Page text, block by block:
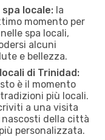
locale: la
momento per
spa locali,
alcuni
e bellezza.
di Trinidad:
è il momento
più locali.
a una visita
della città
personalizzata.